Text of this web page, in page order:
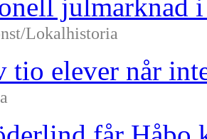
julmarknad
Lokalhistoria
tio elever når